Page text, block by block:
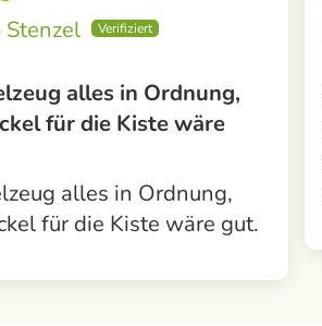
Stenzel
alles in Ordnung,
für die Kiste wäre
alles in Ordnung,
für die Kiste wäre gut.